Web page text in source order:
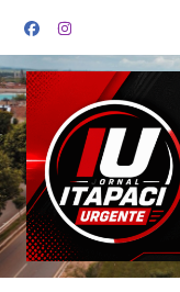
para
o
conteúdo